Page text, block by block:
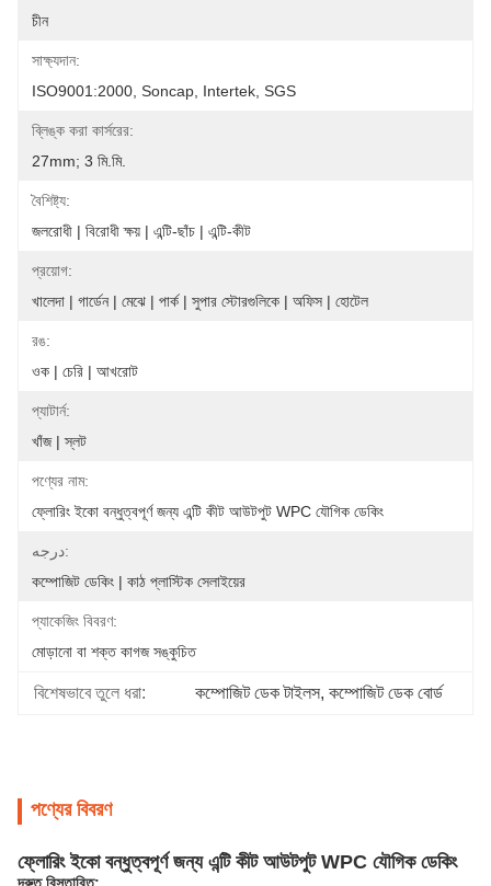
চীন
সাক্ষ্যদান:
ISO9001:2000, Soncap, Intertek, SGS
ব্লিঙ্ক করা কার্সরের:
27mm; 3 মি.মি.
বৈশিষ্ট্য:
জলরোধী | বিরোধী ক্ষয় | এন্টি-ছাঁচ | এন্টি-কীট
প্রয়োগ:
খালেদা | গার্ডেন | মেঝে | পার্ক | সুপার স্টোরগুলিকে | অফিস | হোটেল
রঙ:
ওক | চেরি | আখরোট
প্যাটার্ন:
খাঁজ | স্লট
পণ্যের নাম:
ফ্লোরিং ইকো বন্ধুত্বপূর্ণ জন্য এন্টি কীট আউটপুট WPC যৌগিক ডেকিং
درجه:
কম্পোজিট ডেকিং | কাঠ প্লাস্টিক সেলাইয়ের
প্যাকেজিং বিবরণ:
মোড়ানো বা শক্ত কাগজ সঙ্কুচিত
বিশেষভাবে তুলে ধরা: কম্পোজিট ডেক টাইলস, কম্পোজিট ডেক বোর্ড
পণ্যের বিবরণ
ফ্লোরিং ইকো বন্ধুত্বপূর্ণ জন্য এন্টি কীট আউটপুট WPC যৌগিক ডেকিং